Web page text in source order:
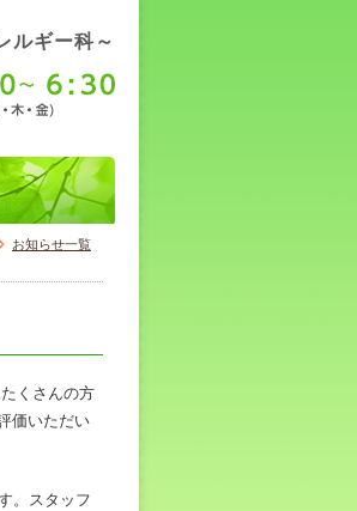
ルギー科～
お知らせ一覧
くさんの方
価いただい
。スタッフ